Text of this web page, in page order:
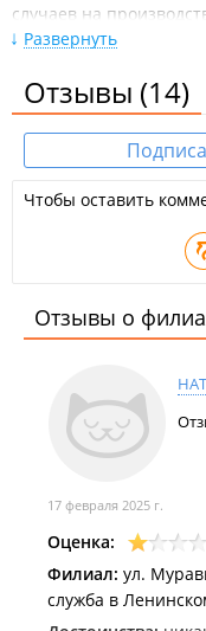
случаев на
государственных
Cоциальные функции
Выплата пенсий;
Льготные и
Другие
семей, имеющих
Ведение
Социальный фонд
населения:
перерасчет
Будущие
пенсионный
Работодатели
регистрация и
Самозанятое
Федеральные
доплата,
Развернуть
Отзывы (14)
Чтобы оставить
Отзывы о
17 февраля 2025 г.
Оценка:
Филиал: ул.
служба в